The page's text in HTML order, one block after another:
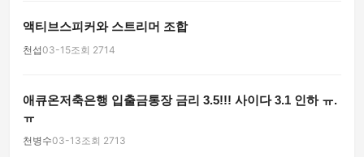
액티브스피커와 스트리머 조합
천섭03-15조회 2714
애큐온저축은행 입출금통장 금리 3.5!!! 사이다 3.1 인하 ㅠ.
ㅠ
천병수03-13조회 2713